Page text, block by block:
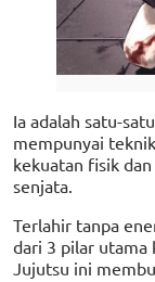
Ia adalah satu-
mempunyai
kekuatan fisik
senjata.
Terlahir tanpa
dari 3 pilar utama
Jujutsu ini